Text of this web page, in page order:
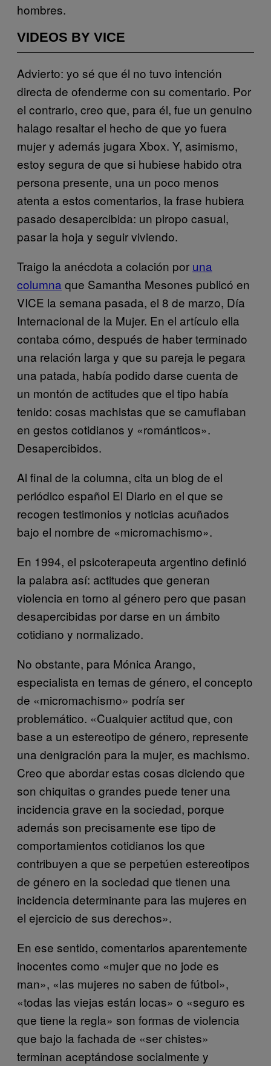
hombres.
VIDEOS BY VICE
Advierto: yo sé que él no tuvo intención
directa de ofenderme con su comentario. Por
el contrario, creo que, para él, fue un genuino
halago resaltar el hecho de que yo fuera
mujer y además jugara Xbox. Y, asimismo,
estoy segura de que si hubiese habido otra
persona presente, una un poco menos
atenta a estos comentarios, la frase hubiera
pasado desapercibida: un piropo casual,
pasar la hoja y seguir viviendo.
Traigo la anécdota a colación por una
columna que Samantha Mesones publicó en
VICE la semana pasada, el 8 de marzo, Día
Internacional de la Mujer. En el artículo ella
contaba cómo, después de haber terminado
una relación larga y que su pareja le pegara
una patada, había podido darse cuenta de
un montón de actitudes que el tipo había
tenido: cosas machistas que se camuflaban
en gestos cotidianos y «románticos».
Desapercibidos.
Al final de la columna, cita un blog de el
periódico español El Diario en el que se
recogen testimonios y noticias acuñados
bajo el nombre de «micromachismo».
En 1994, el psicoterapeuta argentino definió
la palabra así: actitudes que generan
violencia en torno al género pero que pasan
desapercibidas por darse en un ámbito
cotidiano y normalizado.
No obstante, para Mónica Arango,
especialista en temas de género, el concepto
de «micromachismo» podría ser
problemático. «Cualquier actitud que, con
base a un estereotipo de género, represente
una denigración para la mujer, es machismo.
Creo que abordar estas cosas diciendo que
son chiquitas o grandes puede tener una
incidencia grave en la sociedad, porque
además son precisamente ese tipo de
comportamientos cotidianos los que
contribuyen a que se perpetúen estereotipos
de género en la sociedad que tienen una
incidencia determinante para las mujeres en
el ejercicio de sus derechos».
En ese sentido, comentarios aparentemente
inocentes como «mujer que no jode es
man», «las mujeres no saben de fútbol»,
«todas las viejas están locas» o «seguro es
que tiene la regla» son formas de violencia
que bajo la fachada de «ser chistes»
terminan aceptándose socialmente y